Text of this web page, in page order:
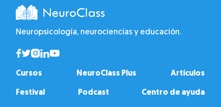
Neuropsicología, neurociencias y educación.
Cursos NeuroClass Plus Artículos
Festival Podcast Centro de ayuda